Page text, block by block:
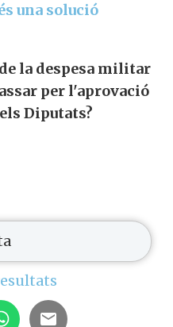
una solució
la despesa militar
per l'aprovació
Diputats?